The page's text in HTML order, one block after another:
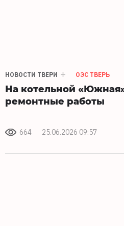
НОВОСТИ ТВЕРИ ОЭС ТВЕРЬ
На котельной
ремонтные работы
664 25.06.2026 09:57